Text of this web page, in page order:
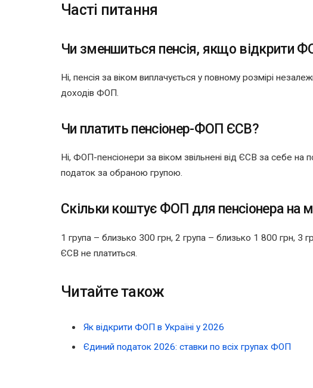
Часті питання
Чи зменшиться пенсія, якщо відкрити
Ні, пенсія за віком виплачується у повному розмірі
доходів ФОП.
Чи платить пенсіонер-ФОП ЄСВ?
Ні, ФОП-пенсіонери за віком звільнені від ЄСВ за себе на
податок за обраною групою.
Скільки коштує ФОП для пенсіонера на
1 група – близько 300 грн, 2 група – близько 1 800 грн, 3
ЄСВ не платиться.
Читайте також
Як відкрити ФОП в Україні у 2026
Єдиний податок 2026: ставки по всіх групах ФОП